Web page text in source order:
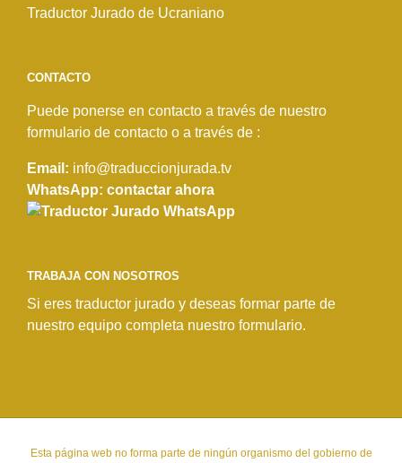
Traductor Jurado de Ucraniano
CONTACTO
Puede ponerse en contacto a través de nuestro
formulario de contacto o a través de :
Email: info@traduccionjurada.tv
WhatsApp: contactar ahora
TRABAJA CON NOSOTROS
Si eres traductor jurado y deseas formar parte de
nuestro equipo completa nuestro formulario.
Esta página web no forma parte de ningún organismo del gobierno de